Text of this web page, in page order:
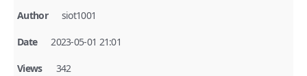
Author siot1001
Date 2023-05-01 21:01
Views 342